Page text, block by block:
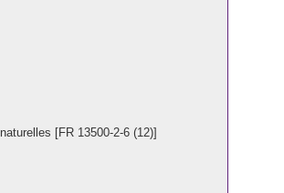
[FR 13500-2-6 (12)]